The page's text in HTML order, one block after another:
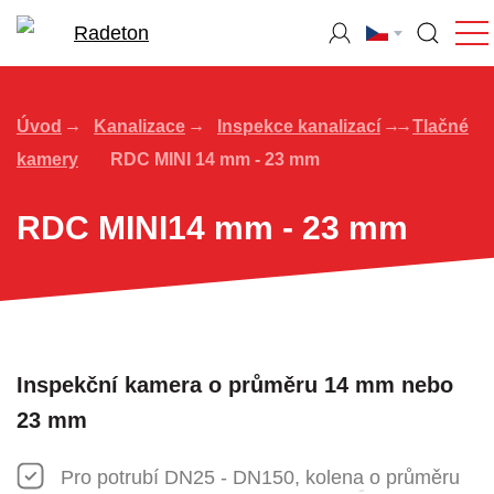
Úvod Kanalizace Inspekce kanalizací
Tlačné
kamery
RDC MINI 14 mm - 23 mm
RDC MINI14 mm - 23 mm
Inspekční kamera o průměru 14 mm nebo
23 mm
Pro potrubí DN25 - DN150, kolena o průměru